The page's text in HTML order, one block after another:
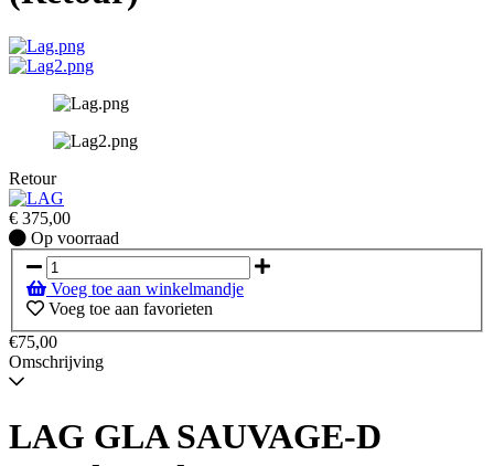
Retour
€ 375,00
Op
voorraad
Op voorraad
Voeg toe aan winkelmandje
Voeg toe aan favorieten
€75,00
Omschrijving
LAG GLA SAUVAGE-D